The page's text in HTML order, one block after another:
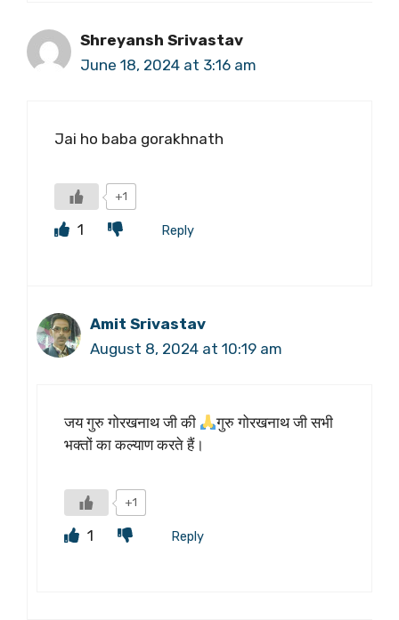
Shreyansh Srivastav
June 18, 2024 at 3:16 am
Jai ho baba gorakhnath
+1
1 Reply
Amit Srivastav
August 8, 2024 at 10:19 am
जय गुरु गोरखनाथ जी की
गुरु गोरखनाथ जी सभी
भक्तों का कल्याण करते हैं।
+1
1 Reply